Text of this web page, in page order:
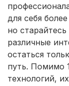
для себя
но
различные
остаться
путь. Помимо
технологий,